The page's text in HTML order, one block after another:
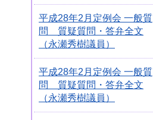
平成28年2月定例会 一般質
問 質疑質問・答弁全文
（永瀬秀樹議員）
平成28年2月定例会 一般質
問 質疑質問・答弁全文
（永瀬秀樹議員）